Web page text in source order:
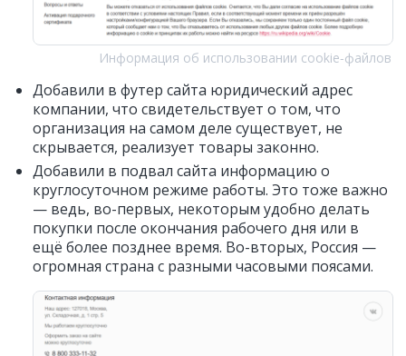
Информация об использовании cookie‑файлов
Добавили в футер сайта юридический адрес
компании, что свидетельствует о том, что
организация на самом деле существует, не
скрывается, реализует товары законно.
Добавили в подвал сайта информацию о
круглосуточном режиме работы. Это тоже важно
— ведь, во-первых, некоторым удобно делать
покупки после окончания рабочего дня или в
ещё более позднее время. Во-вторых, Россия —
огромная страна с разными часовыми поясами.